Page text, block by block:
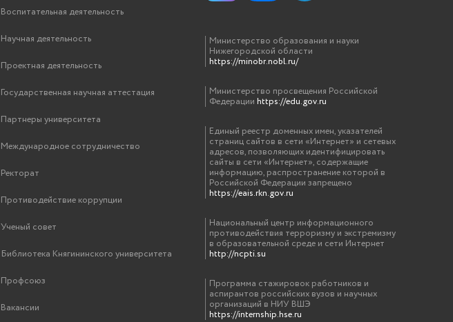
Воспитательная деятельность
Научная деятельность
Проектная деятельность
Государственная научная аттестация
Партнеры университета
Международное сотрудничество
Ректорат
Противодействие коррупции
Ученый совет
Библиотека Княгининского университета
Профсоюз
Вакансии
Министерство образования и науки
Нижегородской области
https://minobr.nobl.ru/
Министерство просвещения Российской
Федерации https://edu.gov.ru
Единый реестр доменных имен, указателей
страниц сайтов в сети «Интернет» и сетевых
адресов, позволяющих идентифицировать
сайты в сети «Интернет», содержащие
информацию, распространение которой в
Российской Федерации запрещено
https://eais.rkn.gov.ru
Национальный центр информационного
противодействия терроризму и экстремизму
в образовательной среде и сети Интернет
http://ncpti.su
Программа стажировок работников и
аспирантов российских вузов и научных
организаций в НИУ ВШЭ
https://internship.hse.ru